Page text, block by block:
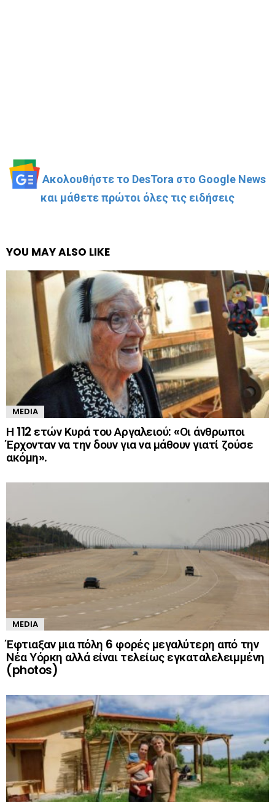
Ακολουθήστε το DesTora στο Google News
και μάθετε πρώτοι όλες τις ειδήσεις
YOU MAY ALSO LIKE
MEDIA
Η 112 ετών Κυρά του Αργαλειού: «Οι άνθρωποι
Έρχονταν να την δουν για να μάθουν γιατί ζούσε
ακόμη».
MEDIA
Έφτιαξαν μια πόλη 6 φορές μεγαλύτερη από την
Νέα Υόρκη αλλά είναι τελείως εγκαταλελειμμένη
(photos)